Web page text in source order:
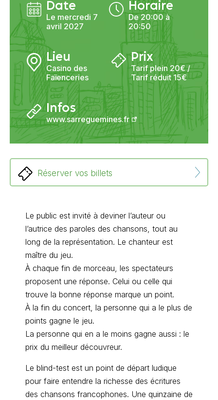
Date
Le mercredi 7
avril 2027
Horaire
De 20:00 à
20:50
Lieu
Casino des
Faïenceries
Prix
Tarif plein 20€ /
Tarif réduit 15€
Infos
www.sarreguemines.fr
Réserver vos billets
Le public est invité à deviner l’auteur ou
l’autrice des paroles des chansons, tout au
long de la représentation. Le chanteur est
maître du jeu.
À chaque fin de morceau, les spectateurs
proposent une réponse. Celui ou celle qui
trouve la bonne réponse marque un point.
À la fin du concert, la personne qui a le plus de
points gagne le jeu.
La personne qui en a le moins gagne aussi : le
prix du meilleur découvreur.
Le blind-test est un point de départ ludique
pour faire entendre la richesse des écritures
des chansons francophones. Une quinzaine de